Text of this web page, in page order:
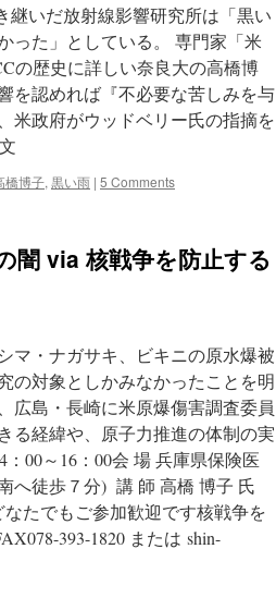
継いだ放射線影響研究所は「黒い
った」としている。 専門家「米
歴史に詳しい奈良大の高橋博
を認めれば『不必要な苦しみを与
米政府がウッドベリー氏の指摘を
橋博子, 黒い雨 | 5 Comments
闇 via 核戦争を防止する
マ・ナガサキ、ビキニの原水爆被
の対象としかみなかったことを明
広島・長崎に米原爆傷害調査委員
る経緯や、原子力推進の体制の実
00～16：00会 場 兵庫県保険医
へ徒歩７分) 講 師 高橋 博子 氏
たでもご参加歓迎です核戦争を
393-1820 または shin-